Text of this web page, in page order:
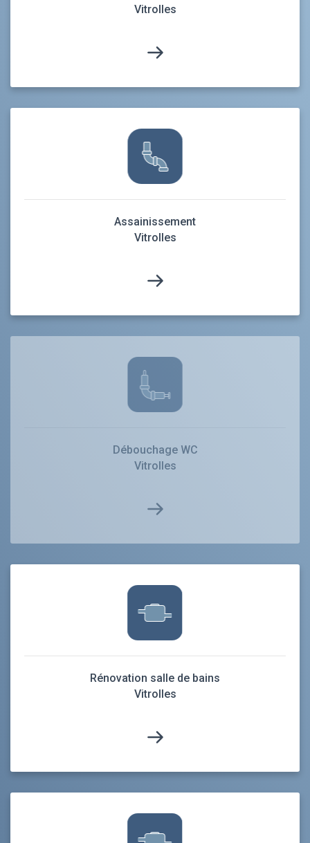
Vitrolles
Assainissement
Vitrolles
Débouchage WC
Vitrolles
Rénovation salle de bains
Vitrolles